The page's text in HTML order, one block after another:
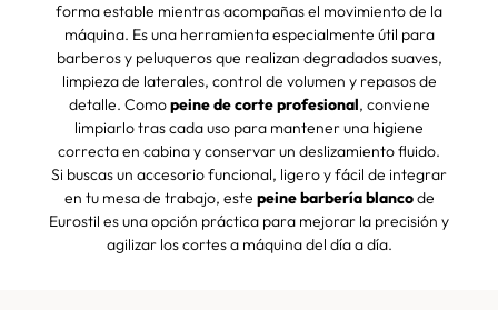
forma estable mientras acompañas el movimiento de la
máquina. Es una herramienta especialmente útil para
barberos y peluqueros que realizan degradados suaves,
limpieza de laterales, control de volumen y repasos de
detalle. Comopeine de corte profesional, conviene
limpiarlo tras cada uso para mantener una higiene
correcta en cabina y conservar un deslizamiento fluido.
Si buscas un accesorio funcional, ligero y fácil de integrar
en tu mesa de trabajo, este peine barbería blancode
Eurostil es una opción práctica para mejorar la precisión y
agilizar los cortes a máquina del día a día.